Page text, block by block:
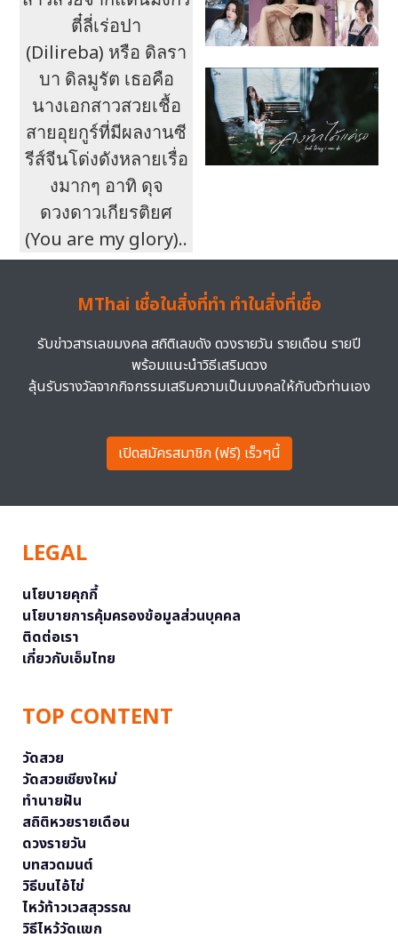
ตี๋ลี่เร่อปา
(Dilireba) หรือ ดิลรา
บา ดิลมูรัต เธอคือ
นางเอกสาวสวยเชื้อ
สายอุยกูร์ที่มีผลงานซี
รีส์จีนโด่งดังหลายเรื่อ
งมากๆ อาทิ ดุจ
ดวงดาวเกียรติยศ
(You are my glory)..
MThai เชื่อในสิ่งที่ทำ ทำในสิ่งที่เชื่อ
รับข่าวสารเลขมงคล สถิติเลขดัง ดวงรายวัน รายเดือน รายปี
พร้อมแนะนำวิธีเสริมดวง
ลุ้นรับรางวัลจากกิจกรรมเสริมความเป็นมงคลให้กับตัวท่านเอง
เปิดสมัครสมาชิก (ฟรี) เร็วๆนี้
LEGAL
นโยบายคุกกี้
นโยบายการคุ้มครองข้อมูลส่วนบุคคล
ติดต่อเรา
เกี่ยวกับเอ็มไทย
TOP CONTENT
วัดสวย
วัดสวยเชียงใหม่
ทำนายฝัน
สถิติหวยรายเดือน
ดวงรายวัน
บทสวดมนต์
วิธีบนไอ้ไข่
ไหว้ท้าวเวสสุวรรณ
วิธีไหว้วัดแขก